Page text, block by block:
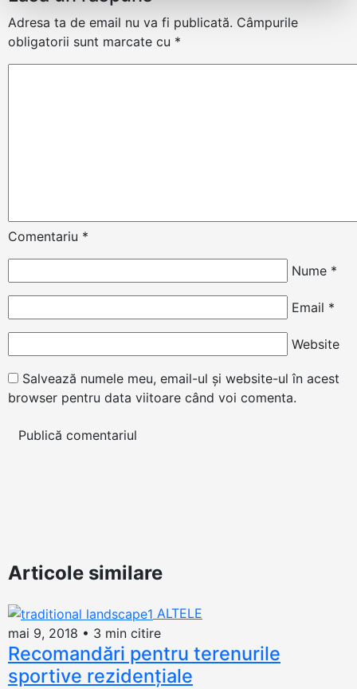
Adresa ta de email nu va fi publicată. Câmpurile
obligatorii sunt marcate cu *
Comentariu *
Nume *
Email *
Website
Salvează numele meu, email-ul și website-ul în acest
browser pentru data viitoare când voi comenta.
Articole similare
ALTELE
mai 9, 2018 • 3 min citire
Recomandări pentru terenurile
sportive rezidențiale